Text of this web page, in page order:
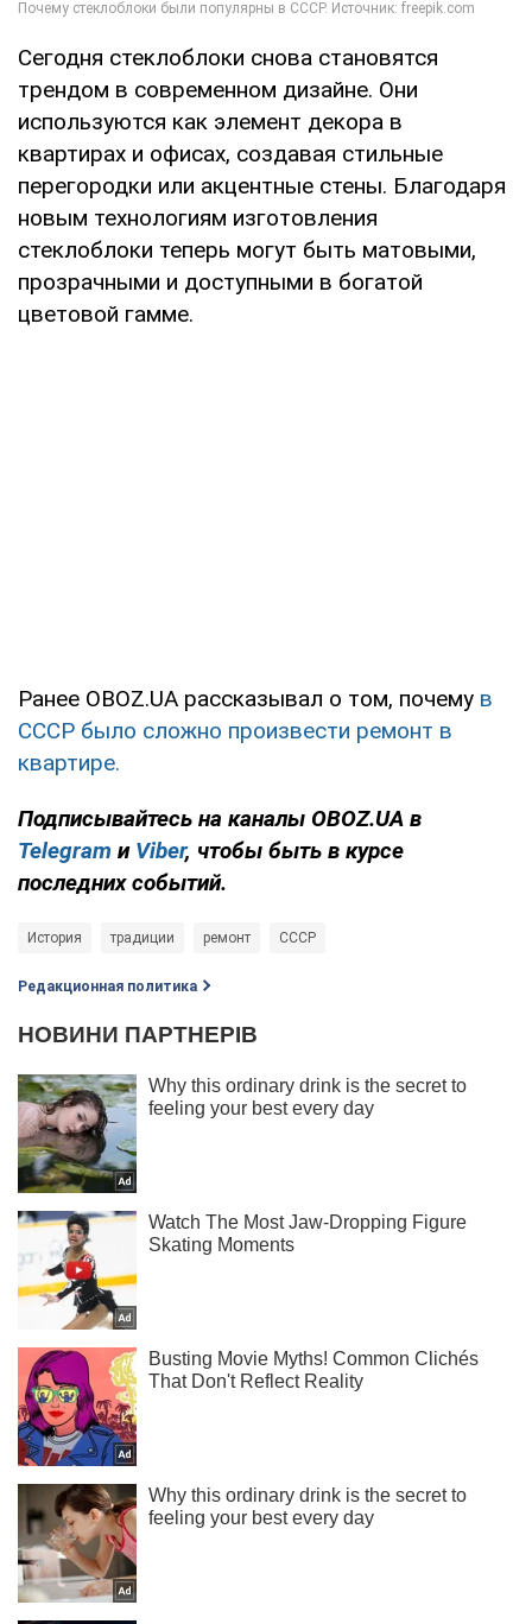
Сегодня стеклоблоки снова становятся
трендом в современном дизайне. Они
используются как элемент декора в
квартирах и офисах, создавая стильные
перегородки или акцентные стены. Благодаря
новым технологиям изготовления
стеклоблоки теперь могут быть матовыми,
прозрачными и доступными в богатой
цветовой гамме.
Ранее OBOZ.UA рассказывал о том, почему в
СССР было сложно произвести ремонт в
квартире.
Подписывайтесь на каналы OBOZ.UA в
Telegram и Viber, чтобы быть в курсе
последних событий.
История традиции ремонт СССР
Редакционная политика